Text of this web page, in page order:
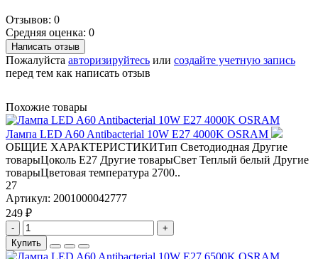
Отзывов: 0
Средняя оценка: 0
Написать отзыв
Пожалуйста авторизируйтесь или создайте учетную запись
перед тем как написать отзыв
Похожие товары
Лампа LED A60 Antibacterial 10W E27 4000K OSRAM
ОБЩИЕ ХАРАКТЕРИСТИКИТип Светодиодная Другие
товарыЦоколь E27 Другие товарыСвет Теплый белый Другие
товарыЦветовая температура 2700..
27
Артикул: 2001000042777
249 ₽
-
+
Купить